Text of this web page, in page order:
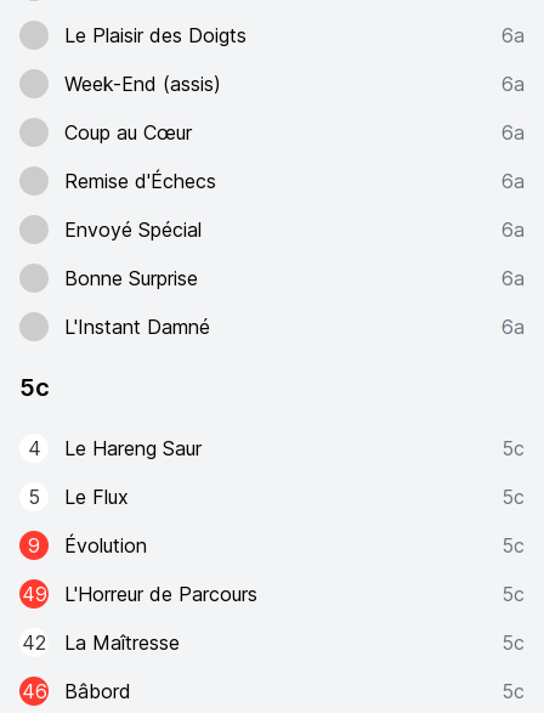
Le Plaisir des Doigts
6a
Week-End (assis)
6a
Coup au Cœur
6a
Remise d'Échecs
6a
Envoyé Spécial
6a
Bonne Surprise
6a
L'Instant Damné
6a
5c
4 Le Hareng Saur
5c
5
Le Flux
5c
9
Évolution
5c
49
L'Horreur de Parcours
5c
42
La Maîtresse
5c
46
Bâbord
5c